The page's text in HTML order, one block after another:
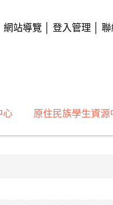
網站導覽 登入管理 聯
心 原住民族學生資源